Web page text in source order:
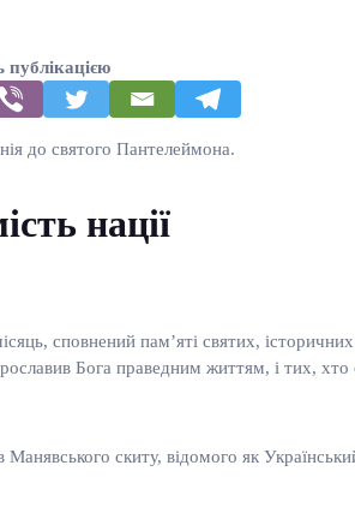
публікацією
до святого Пантелеймона.
нації
сповнений пам’яті святих, історичних
Бога праведним життям, і тих, хто
скиту, відомого як